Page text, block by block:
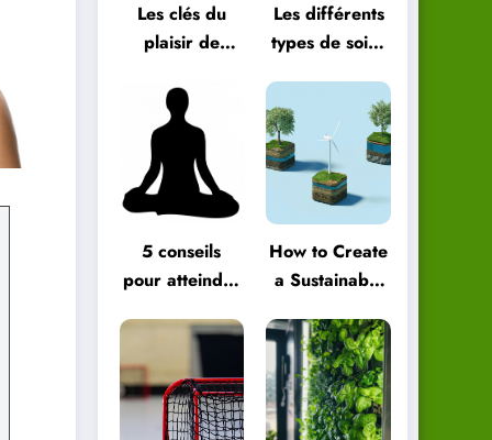
Les clés du
plaisir de
quotidien
Les différents
types de soins
et comment
les choisir
5 conseils
pour atteindre
global
How to Create
a Sustainable
Lifestyle